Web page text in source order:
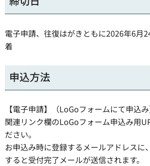
電子申請、往復はがきともに2026年6月
着
申込方法
【電子申請】（LoGoフォームにて申込み
関連リンク欄のLoGoフォーム申込み用
ださい。
お申込み時に登録するメールアドレスに
すると受付完了メールが送信されます。